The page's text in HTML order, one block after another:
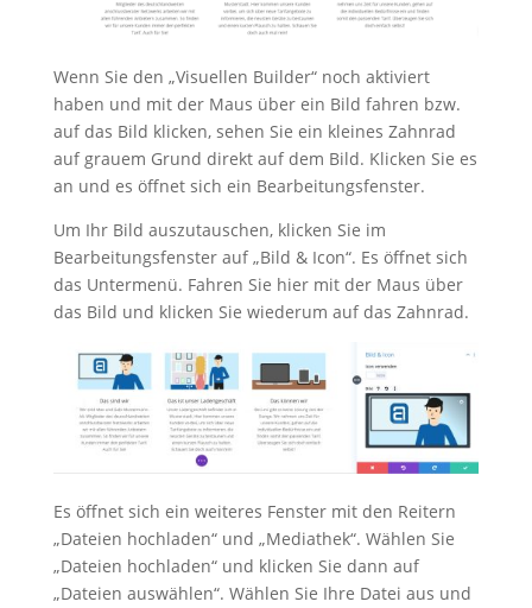
Wenn Sie den „Visuellen Builder“ noch aktiviert
haben und mit der Maus über ein Bild fahren bzw.
auf das Bild klicken, sehen Sie ein kleines Zahnrad
auf grauem Grund direkt auf dem Bild. Klicken Sie es
an und es öffnet sich ein Bearbeitungsfenster.
Um Ihr Bild auszutauschen, klicken Sie im
Bearbeitungsfenster auf „Bild & Icon“. Es öffnet sich
das Untermenü. Fahren Sie hier mit der Maus über
das Bild und klicken Sie wiederum auf das Zahnrad.
Es öffnet sich ein weiteres Fenster mit den Reitern
„Dateien hochladen“ und „Mediathek“. Wählen Sie
„Dateien hochladen“ und klicken Sie dann auf
„Dateien auswählen“. Wählen Sie Ihre Datei aus und